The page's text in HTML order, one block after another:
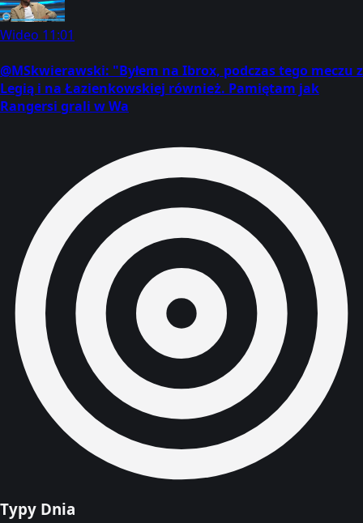
Wideo 11:01
@MSkwierawski: "Byłem na Ibrox, podczas tego meczu z
Legią i na Łazienkowskiej również. Pamiętam jak
Rangersi grali w Wa
Typy Dnia